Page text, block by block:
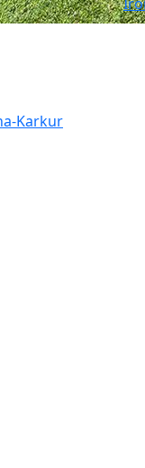
Karkur